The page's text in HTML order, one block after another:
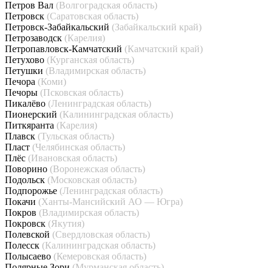
Петров Вал (Волгоградская область)
Петровск (Саратовская область)
Петровск-Забайкальский (Забайкальский край)
Петрозаводск (Карелия)
Петропавловск-Камчатский (Камчатский край)
Петухово (Курганская область)
Петушки (Владимирская область)
Печора (Коми)
Печоры (Псковская область)
Пикалёво (Ленинградская область)
Пионерский (Калининградская область)
Питкяранта (Карелия)
Плавск (Тульская область)
Пласт (Челябинская область)
Плёс (Ивановская область)
Поворино (Воронежская область)
Подольск (Московская область)
Подпорожье (Ленинградская область)
Покачи (Ханты-Мансийский АО — Югра)
Покров (Владимирская область)
Покровск (Якутия)
Полевской (Свердловская область)
Полесск (Калининградская область)
Полысаево (Кемеровская область)